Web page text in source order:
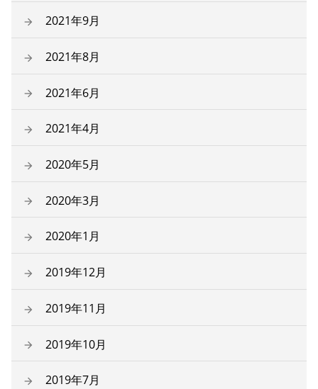
2021年9月
2021年8月
2021年6月
2021年4月
2020年5月
2020年3月
2020年1月
2019年12月
2019年11月
2019年10月
2019年7月